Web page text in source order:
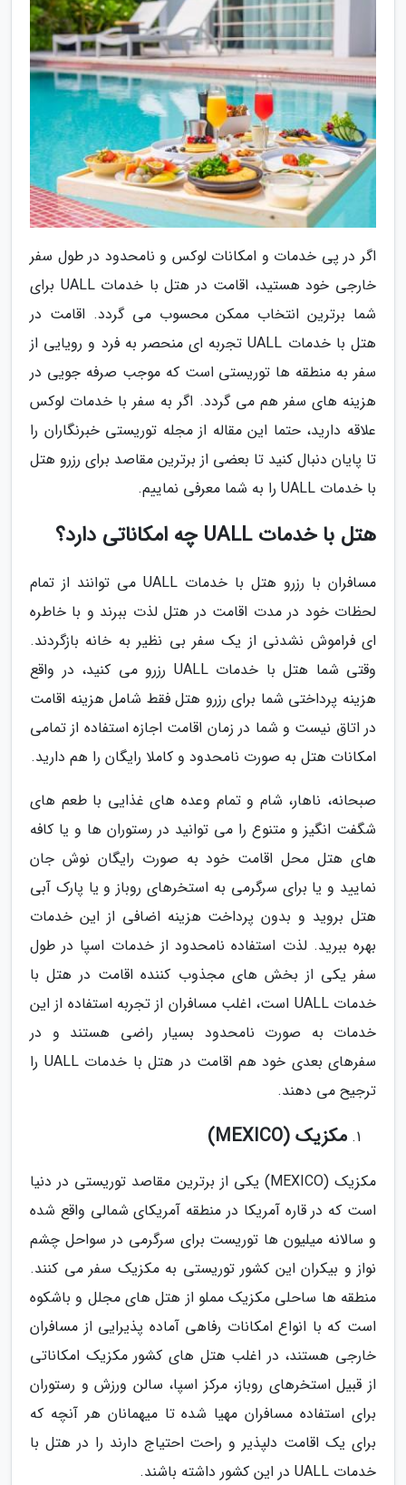
اگر در پی خدمات و امکانات لوکس و نامحدود در طول سفر
خارجی خود هستید، اقامت در هتل با خدمات UALL برای
شما برترین انتخاب ممکن محسوب می گردد. اقامت در
هتل با خدمات UALL تجربه ای منحصر به فرد و رویایی از
سفر به منطقه ها توریستی است که موجب صرفه جویی در
هزینه های سفر هم می گردد. اگر به سفر با خدمات لوکس
علاقه دارید، حتما این مقاله از مجله توریستی خبرنگاران را
تا پایان دنبال کنید تا بعضی از برترین مقاصد برای رزرو هتل
با خدمات UALL را به شما معرفی نماییم.
هتل با خدمات UALL چه امکاناتی دارد؟
مسافران با رزرو هتل با خدمات UALL می توانند از تمام
لحظات خود در مدت اقامت در هتل لذت ببرند و با خاطره
ای فراموش نشدنی از یک سفر بی نظیر به خانه بازگردند.
وقتی شما هتل با خدمات UALL رزرو می کنید، در واقع
هزینه پرداختی شما برای رزرو هتل فقط شامل هزینه اقامت
در اتاق نیست و شما در زمان اقامت اجازه استفاده از تمامی
امکانات هتل به صورت نامحدود و کاملا رایگان را هم دارید.
صبحانه، ناهار، شام و تمام وعده های غذایی با طعم های
شگفت انگیز و متنوع را می توانید در رستوران ها و یا کافه
های هتل محل اقامت خود به صورت رایگان نوش جان
نمایید و یا برای سرگرمی به استخرهای روباز و یا پارک آبی
هتل بروید و بدون پرداخت هزینه اضافی از این خدمات
بهره ببرید. لذت استفاده نامحدود از خدمات اسپا در طول
سفر یکی از بخش های مجذوب کننده اقامت در هتل با
خدمات UALL است، اغلب مسافران از تجربه استفاده از این
خدمات به صورت نامحدود بسیار راضی هستند و در
سفرهای بعدی خود هم اقامت در هتل با خدمات UALL را
ترجیح می دهند.
مکزیک (MEXICO)
مکزیک (MEXICO) یکی از برترین مقاصد توریستی در دنیا
است که در قاره آمریکا در منطقه آمریکای شمالی واقع شده
و سالانه میلیون ها توریست برای سرگرمی در سواحل چشم
نواز و بیکران این کشور توریستی به مکزیک سفر می کنند.
منطقه ها ساحلی مکزیک مملو از هتل های مجلل و باشکوه
است که با انواع امکانات رفاهی آماده پذیرایی از مسافران
خارجی هستند، در اغلب هتل های کشور مکزیک امکاناتی
از قبیل استخرهای روباز، مرکز اسپا، سالن ورزش و رستوران
برای استفاده مسافران مهیا شده تا میهمانان هر آنچه که
برای یک اقامت دلپذیر و راحت احتیاج دارند را در هتل با
خدمات UALL در این کشور داشته باشند.